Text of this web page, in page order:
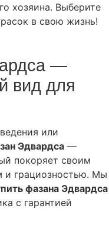
хозяина. Выберите
в свою жизнь!
—
вид для
или
Эдвардса —
покоряет своим
и грациозностью. Мы
фазана Эдвардса
с гарантией